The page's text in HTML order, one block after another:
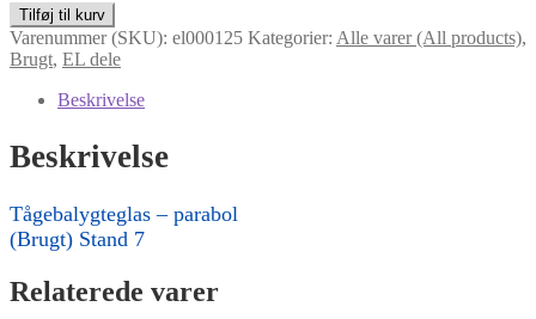
Tågebalygteglas
-
parabol
antal
Tilføj til kurv
Varenummer (SKU): el000125 Kategorier: Alle varer (All products),
Brugt, EL dele
Beskrivelse
Beskrivelse
Tågebalygteglas – parabol
(Brugt) Stand 7
Relaterede varer